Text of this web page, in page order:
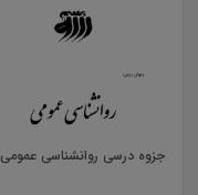
جزوه درسی روانشناسی عمومی